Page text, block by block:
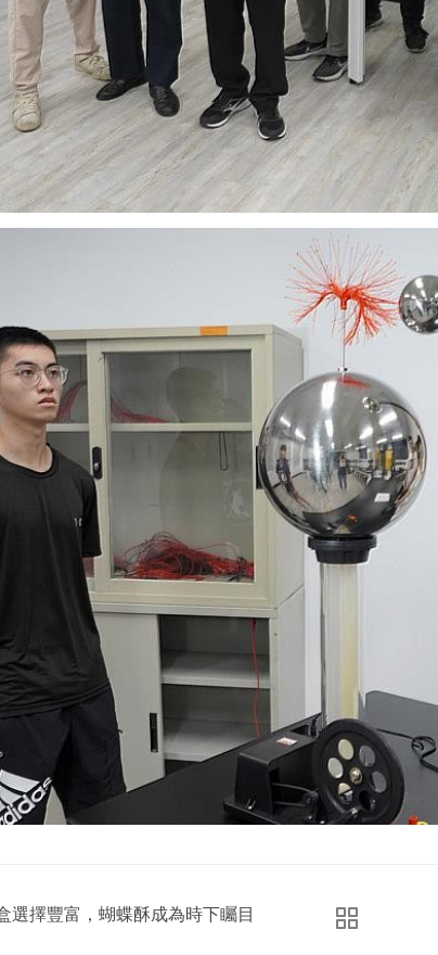
選擇豐富，蝴蝶酥成為時下矚目